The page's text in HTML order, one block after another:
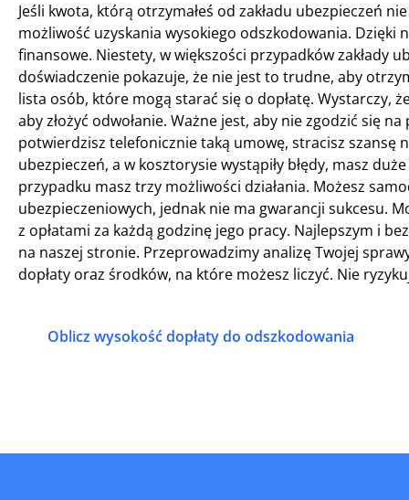
Jeśli kwota, którą otrzymałeś od zakładu ubezpieczeń
możliwość uzyskania wysokiego odszkodowania.
finansowe. Niestety, w większości przypadków zakłady
doświadczenie pokazuje, że nie jest to trudne, aby
lista osób, które mogą starać się o dopłatę. Wystarczy,
aby złożyć odwołanie. Ważne jest, aby nie zgodzić się
potwierdzisz telefonicznie taką umowę, stracisz szansę
ubezpieczeń, a w kosztorysie wystąpiły błędy, masz
przypadku masz trzy możliwości działania. Możesz
ubezpieczeniowych, jednak nie ma gwarancji sukcesu.
z opłatami za każdą godzinę jego pracy. Najlepszym i
na naszej stronie. Przeprowadzimy analizę Twojej
dopłaty oraz środków, na które możesz liczyć. Nie
Oblicz wysokość dopłaty do odszkodowania